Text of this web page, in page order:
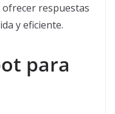
respuestas
y eficiente.
para